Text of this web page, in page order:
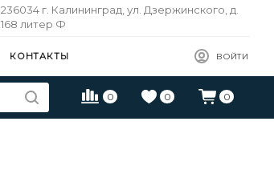
236034 г. Калининград, ул. Дзержинского, д.
168 литер Ф
ВОЙТИ
КОНТАКТЫ
0 0 0